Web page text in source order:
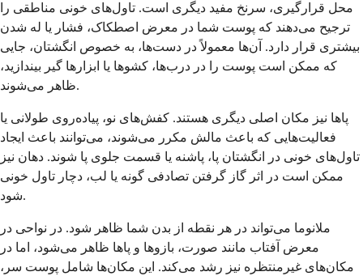
محل قرارگیری، سرنخ مفید دیگری است. تاول‌های خونی مناطقی را
ترجیح می‌دهند که پوست شما در معرض اصطکاک، فشار یا له شدن
بیشتری قرار دارد. آن‌ها معمولاً در دست‌ها، به خصوص انگشتان، جایی
که ممکن است پوست را در درب‌ها، کشوها یا ابزارها گیر بیندازید،
ظاهر می‌شوند.
پاها نیز مکان اصلی دیگری هستند. کفش‌های نو، پیاده‌روی طولانی یا
فعالیت‌هایی که باعث مالش مکرر می‌شوند، می‌توانند باعث ایجاد
تاول‌های خونی در انگشتان پا، پاشنه یا قسمت جلوی پا شوند. دهان نیز
ممکن است در اثر گاز گرفتن تصادفی گونه یا لب، دچار تاول خونی
شود.
ملانوما می‌تواند در هر نقطه از بدن شما ظاهر شود. در نواحی در
معرض آفتاب مانند صورت، بازوها و پاها ظاهر می‌شود، اما در
مکان‌های غیرمنتظره نیز رشد می‌کند. این مکان‌ها شامل پوست سر،